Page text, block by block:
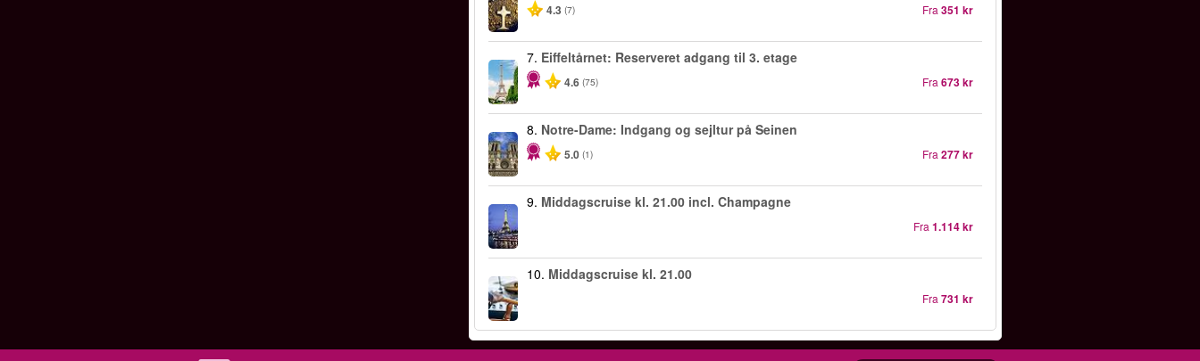
4.3 (7) Fra 351 kr
7. Eiffeltårnet: Reserveret adgang til 3. etage
4.6 (75) Fra 673 kr
8. Notre-Dame: Indgang og sejltur på Seinen
5.0 (1) Fra 277 kr
9. Middagscruise kl. 21.00 incl. Champagne
Fra 1.114 kr
10. Middagscruise kl. 21.00
Fra 731 kr